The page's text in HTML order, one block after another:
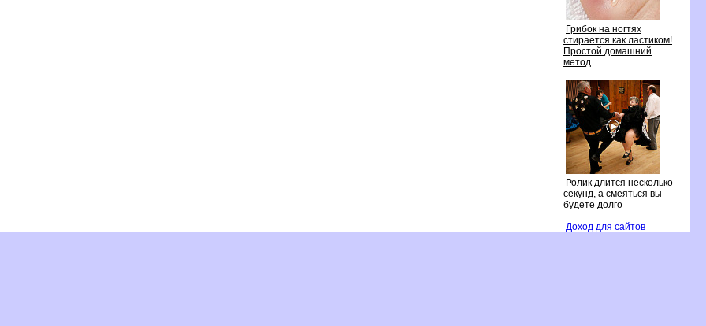
Грибок на ногтях
стирается как ластиком!
Простой домашний
метод
Ролик длится несколько
секунд, а смеяться вы
удете долго
Доход для сайто